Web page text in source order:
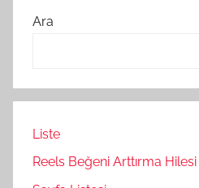
Ara
Liste
Reels Beğeni Arttırma Hilesi